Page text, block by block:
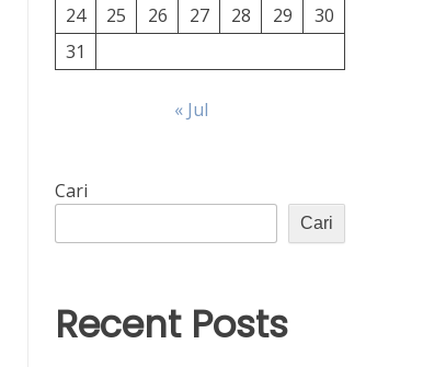
24
25 26 27 28 29
30
31
« Jul
Cari
Cari
Recent Posts